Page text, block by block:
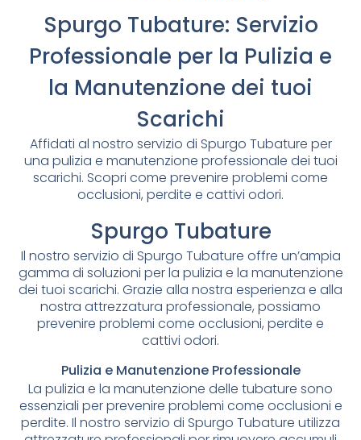
Spurgo Tubature: Servizio
Professionale per la Pulizia e
la Manutenzione dei tuoi
Scarichi
Affidati al nostro servizio di Spurgo Tubature per
una pulizia e manutenzione professionale dei tuoi
scarichi. Scopri come prevenire problemi come
occlusioni, perdite e cattivi odori.
Spurgo Tubature
Il nostro servizio di Spurgo Tubature offre un’ampia
gamma di soluzioni per la pulizia e la manutenzione
dei tuoi scarichi. Grazie alla nostra esperienza e alla
nostra attrezzatura professionale, possiamo
prevenire problemi come occlusioni, perdite e
cattivi odori.
Pulizia e Manutenzione Professionale
La pulizia e la manutenzione delle tubature sono
essenziali per prevenire problemi come occlusioni e
perdite. Il nostro servizio di Spurgo Tubature utilizza